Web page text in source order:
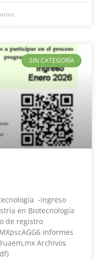
SIN CATEGORÍA
-ingreso
en Biotecnología
de registro
Informes
Archivos